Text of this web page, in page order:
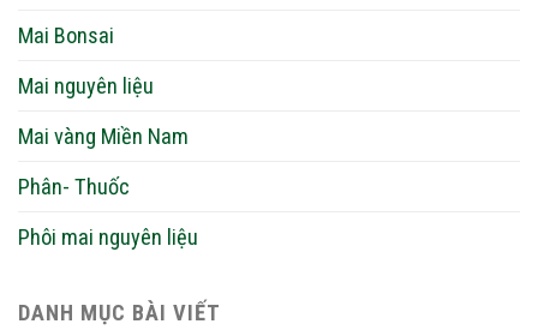
Mai Bonsai
Mai nguyên liệu
Mai vàng Miền Nam
Phân- Thuốc
Phôi mai nguyên liệu
DANH MỤC BÀI VIẾT